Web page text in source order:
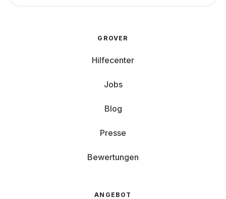
GROVER
Hilfecenter
Jobs
Blog
Presse
Bewertungen
ANGEBOT